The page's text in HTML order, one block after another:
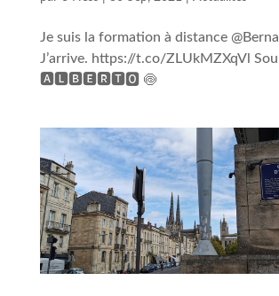
Je suis la formation à distance
J’arrive. https://t.co/ZLUkMZXqVl
🅰🅻🅱🅴🆁🆃🅾 🍥